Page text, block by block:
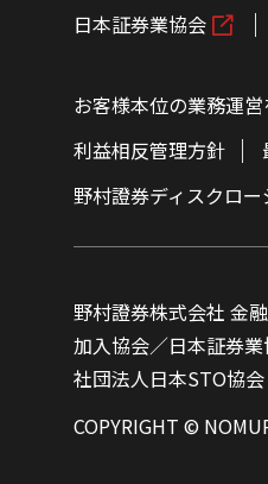
日本証券業協会
お客様本位の業務運
利益相反管理方針
野村證券ディスクロ
野村證券株式会社 金
加入協会／日本証券
社団法人日本STO協会
COPYRIGHT ©